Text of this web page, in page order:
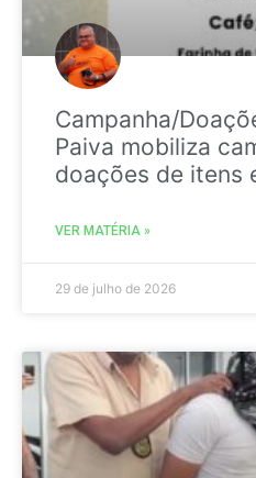
Campanha/
Paiva mobiliza
doações de itens
VER MATÉRIA »
29 de julho de 2026